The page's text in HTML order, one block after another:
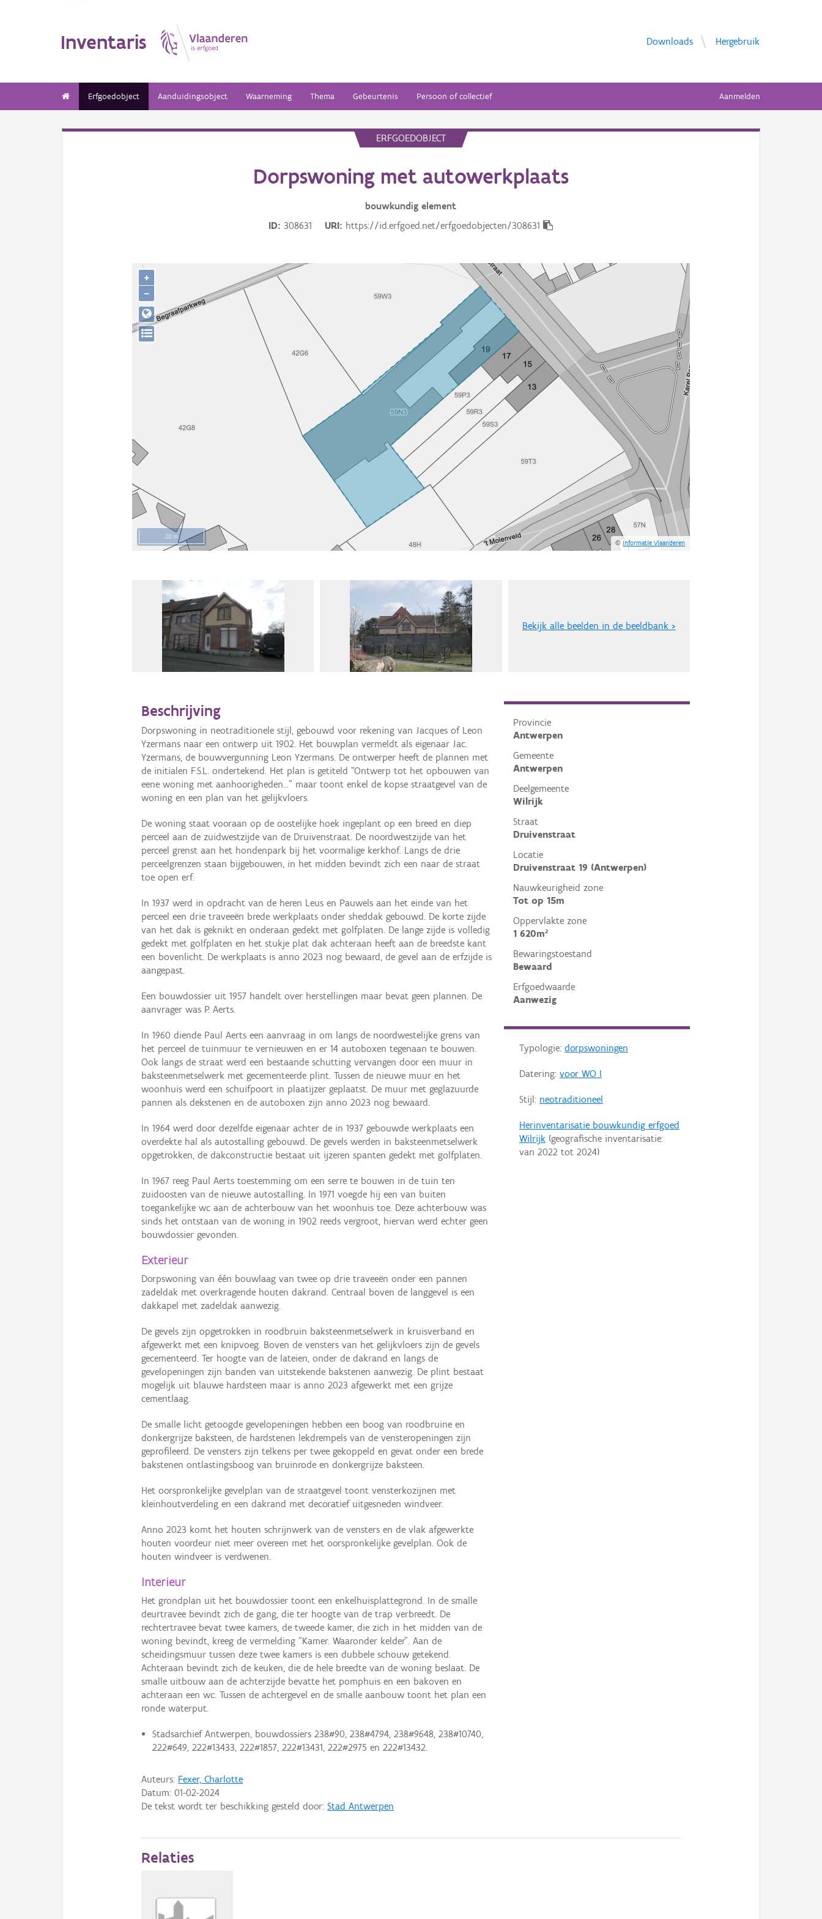
Inventaris Downloads Hergebruik
Erfgoedobject Aanduidingsobject Waarneming Thema Gebeurtenis Persoon of collectief Aanmelden
ERFGOEDOBJECT
Dorpswoning met autowerkplaats
bouwkundig element
ID
308631 URI https://id.erfgoed.net/erfgoedobjecten/308631
20 m
©Informatie Vlaanderen
+
−
Bekijk alle beelden in de beeldbank >
Provincie
Antwerpen
Gemeente
Antwerpen
Deelgemeente
Wilrijk
Straat
Druivenstraat
Locatie
Druivenstraat 19 (Antwerpen)
Nauwkeurigheid zone
Tot op 15m
Oppervlakte zone
1 620m²
Bewaringstoestand
Bewaard
Erfgoedwaarde
Aanwezig
Typologie: dorpswoningen
Datering: voor WO I
Stijl: neotraditioneel
Herinventarisatie bouwkundig erfgoed
Wilrijk(geografische inventarisatie:
van 2022tot 2024)
Beschrijving
Dorpswoning in neotraditionele stijl, gebouwd voor rekening van Jacques of Leon
Yzermans naar een ontwerp uit 1902. Het bouwplan vermeldt als eigenaar Jac.
Yzermans, de bouwvergunning Leon Yzermans. De ontwerper heeft de plannen met
de initialen F.S.L. ondertekend. Het plan is getiteld “Ontwerp tot het opbouwen van
eene woning met aanhoorigheden...” maar toont enkel de kopse straatgevel van de
woning en een plan van het gelijkvloers.
De woning staat vooraan op de oostelijke hoek ingeplant op een breed en diep
perceel aan de zuidwestzijde van de Druivenstraat. De noordwestzijde van het
perceel grenst aan het hondenpark bij het voormalige kerkhof. Langs de drie
perceelgrenzen staan bijgebouwen, in het midden bevindt zich een naar de straat
toe open erf.
In 1937 werd in opdracht van de heren Leus en Pauwels aan het einde van het
perceel een drie traveeën brede werkplaats onder sheddak gebouwd. De korte zijde
van het dak is geknikt en onderaan gedekt met golfplaten. De lange zijde is volledig
gedekt met golfplaten en het stukje plat dak achteraan heeft aan de breedste kant
een bovenlicht. De werkplaats is anno 2023 nog bewaard, de gevel aan de erfzijde is
aangepast.
Een bouwdossier uit 1957 handelt over herstellingen maar bevat geen plannen. De
aanvrager was P. Aerts.
In 1960 diende Paul Aerts een aanvraag in om langs de noordwestelijke grens van
het perceel de tuinmuur te vernieuwen en er 14 autoboxen tegenaan te bouwen.
Ook langs de straat werd een bestaande schutting vervangen door een muur in
baksteenmetselwerk met gecementeerde plint. Tussen de nieuwe muur en het
woonhuis werd een schuifpoort in plaatijzer geplaatst. De muur met geglazuurde
pannen als dekstenen en de autoboxen zijn anno 2023 nog bewaard.
In 1964 werd door dezelfde eigenaar achter de in 1937 gebouwde werkplaats een
overdekte hal als autostalling gebouwd. De gevels werden in baksteenmetselwerk
opgetrokken, de dakconstructie bestaat uit ijzeren spanten gedekt met golfplaten.
In 1967 reeg Paul Aerts toestemming om een serre te bouwen in de tuin ten
zuidoosten van de nieuwe autostalling. In 1971 voegde hij een van buiten
toegankelijke wc aan de achterbouw van het woonhuis toe. Deze achterbouw was
sinds het ontstaan van de woning in 1902 reeds vergroot, hiervan werd echter geen
bouwdossier gevonden.
Exterieur
Dorpswoning van één bouwlaag van twee op drie traveeën onder een pannen
zadeldak met overkragende houten dakrand. Centraal boven de langgevel is een
dakkapel met zadeldak aanwezig.
De gevels zijn opgetrokken in roodbruin baksteenmetselwerk in kruisverband en
afgewerkt met een knipvoeg. Boven de vensters van het gelijkvloers zijn de gevels
gecementeerd. Ter hoogte van de lateien, onder de dakrand en langs de
gevelopeningen zijn banden van uitstekende bakstenen aanwezig. De plint bestaat
mogelijk uit blauwe hardsteen maar is anno 2023 afgewerkt met een grijze
cementlaag.
De smalle licht getoogde gevelopeningen hebben een boog van roodbruine en
donkergrijze baksteen, de hardstenen lekdrempels van de vensteropeningen zijn
geprofileerd. De vensters zijn telkens per twee gekoppeld en gevat onder een brede
bakstenen ontlastingsboog van bruinrode en donkergrijze baksteen.
Het oorspronkelijke gevelplan van de straatgevel toont vensterkozijnen met
kleinhoutverdeling en een dakrand met decoratief uitgesneden windveer.
Anno 2023 komt het houten schrijnwerk van de vensters en de vlak afgewerkte
houten voordeur niet meer overeen met het oorspronkelijke gevelplan. Ook de
houten windveer is verdwenen.
Interieur
Het grondplan uit het bouwdossier toont een enkelhuisplattegrond. In de smalle
deurtravee bevindt zich de gang, die ter hoogte van de trap verbreedt. De
rechtertravee bevat twee kamers, de tweede kamer, die zich in het midden van de
woning bevindt, kreeg de vermelding “Kamer. Waaronder kelder”. Aan de
scheidingsmuur tussen deze twee kamers is een dubbele schouw getekend.
Achteraan bevindt zich de keuken, die de hele breedte van de woning beslaat. De
smalle uitbouw aan de achterzijde bevatte het pomphuis en een bakoven en
achteraan een wc. Tussen de achtergevel en de smalle aanbouw toont het plan een
ronde waterput.
Stadsarchief Antwerpen, bouwdossiers 238#90, 238#4794, 238#9648, 238#10740,
222#649, 222#13433, 222#1857, 222#13431, 222#2975 en 222#13432.
Auteurs: Fexer, Charlotte
Datum:01-02-2024
De tekst wordt ter beschikking gesteld door:Stad Antwerpen
Relaties